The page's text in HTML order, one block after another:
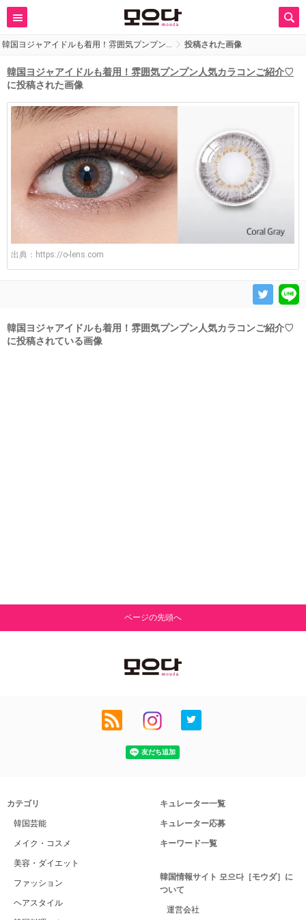
韓国ヨジャアイドルも着用！雰囲気プンプン… 投稿された画像
韓国ヨジャアイドルも着用！雰囲気プンプン人気カラコンご紹介♡
に投稿された画像
出典： https://o-lens.com
韓国ヨジャアイドルも着用！雰囲気プンプン人気カラコンご紹介♡
に投稿されている画像
ページの先頭へ
カテゴリ
韓国芸能
メイク・コスメ
美容・ダイエット
ファッション
ヘアスタイル
キュレーター一覧
キュレーター応募
キーワード一覧
韓国情報サイト 모으다［モウダ］に
ついて
運営会社